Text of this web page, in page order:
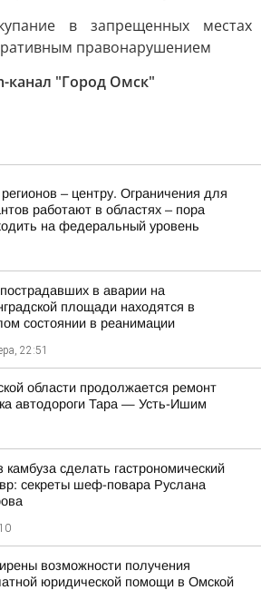
в запрещенных местах
правонарушением
канал "Город Омск"
– центру. Ограничения для
работают в областях – пора
на федеральный уровень
в аварии на
площади находятся в
состоянии в реанимации
22:51
области продолжается ремонт
автодороги Тара — Усть-Ишим
камбуза сделать гастрономический
секреты шеф-повара Руслана
возможности получения
юридической помощи в Омской